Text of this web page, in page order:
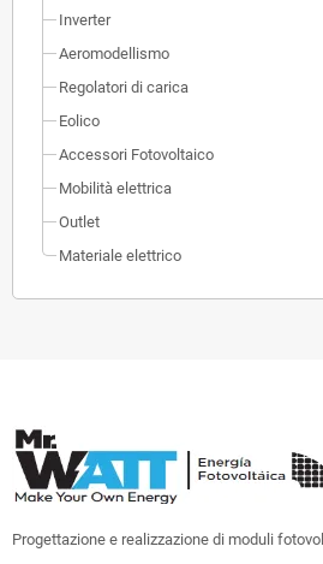
Inverter
Aeromodellismo
Regolatori di carica
Eolico
Accessori Fotovoltaico
Mobilità elettrica
Outlet
Materiale elettrico
Progettazione e realizzazione di moduli